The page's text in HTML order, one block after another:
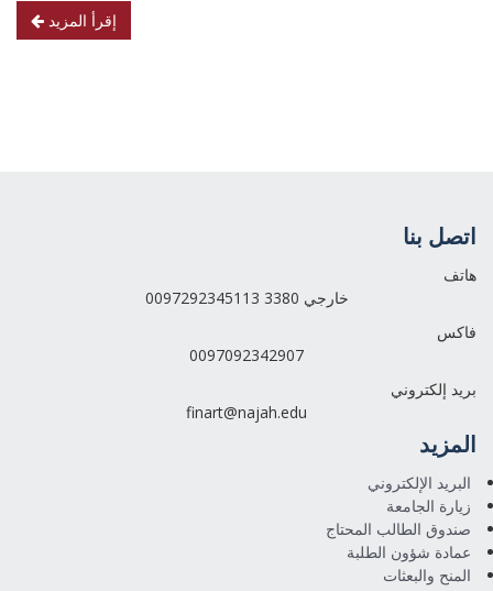
إقرأ المزيد
اتصل بنا
هاتف
0097292345113 خارجي 3380
فاكس
0097092342907
بريد إلكتروني
finart@najah.edu
المزيد
البريد الإلكتروني
زيارة الجامعة
صندوق الطالب المحتاج
عمادة شؤون الطلبة
المنح والبعثات